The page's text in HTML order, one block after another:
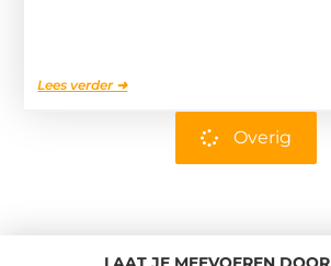
Lees verder ➜
Overig